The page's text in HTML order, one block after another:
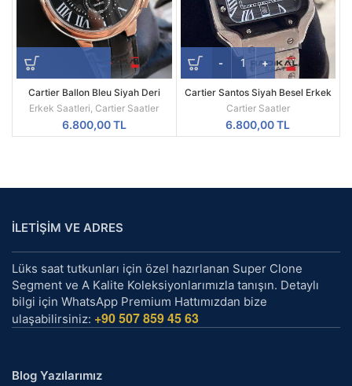
Cartier Ballon Bleu Siyah Deri
Kordon Siyah Kadran Rose Kasa
44mm Erkek Kol Saati
Erkek Saatleri ,Cartier Saatler
6.800,00TL
Cartier Santos Siyah Besel Erkek
Kol Saatleri
Cartier Saatler
6.800,00TL
İLETİŞİM VE ADRES
Lüks saat tutkunları için özel hazırlanan Super Clone
Segment ve A Kalite Koleksiyonlarımızla tanışın. Detaylı
bilgi için WhatsApp Premium Hattımızdan bize
ulaşabilirsiniz: +90 507 859 45 63
Blog Yazılarımız